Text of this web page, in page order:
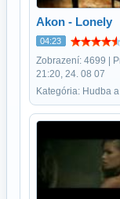
Akon - Lonely
04:23
Zobrazení: 4699 |
21:20, 24. 08 07
Kategória: Hudba